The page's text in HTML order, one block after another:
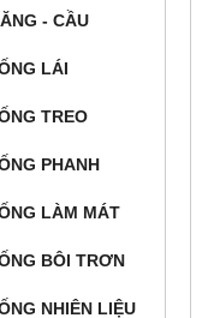
- CẦU
LÁI
TREO
PHANH
LÀM MÁT
BÔI TRƠN
NHIÊN LIỆU